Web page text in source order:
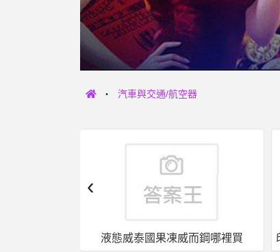
汽車與交通/航空器
液態威泰國果凍威而鋼哪裡買
‹